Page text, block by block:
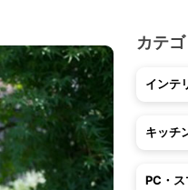
カテ
インテ
キッチ
PC・